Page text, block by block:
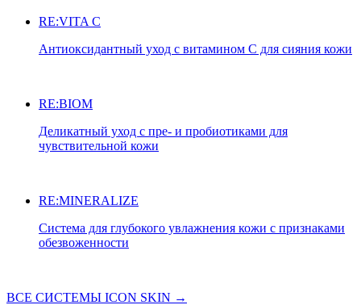
RE:VITA C
Антиоксидантный уход с витамином С для сияния кожи
RE:BIOM
Деликатный уход с пре- и пробиотиками для
чувствительной кожи
RE:MINERALIZE
Система для глубокого увлажнения кожи с признаками
обезвоженности
ВСЕ СИСТЕМЫ ICON SKIN →